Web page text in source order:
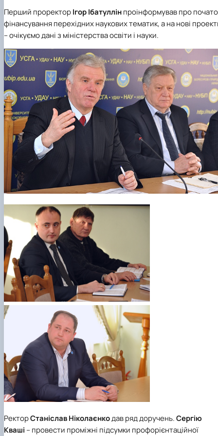
Перший проректорІгор Ібатуллінпроінформував про
фінансування перехідних наукових тематик, а на нові
– очікуємо дані з міністерства освіти і науки.
РекторСтаніслав Ніколаєнкодав ряд доручень.Сергію
Кваші – провести проміжні підсумки профорієнтаційної